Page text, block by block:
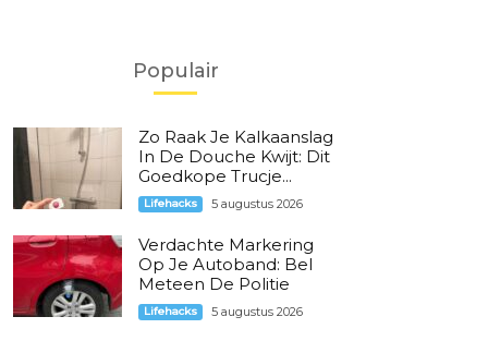
Populair
Zo Raak Je Kalkaanslag
In De Douche Kwijt: Dit
Goedkope Trucje...
Lifehacks 5 augustus 2026
Verdachte Markering
Op Je Autoband: Bel
Meteen De Politie
Lifehacks 5 augustus 2026